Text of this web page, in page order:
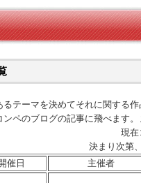
るテーマを決めてそれに関する
ンペのブログの記事に飛べます
現在
決まり次第
催日
主催者